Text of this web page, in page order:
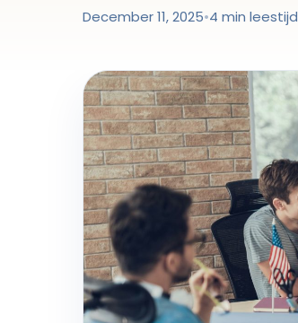
December 11, 2025•4 min leestijd